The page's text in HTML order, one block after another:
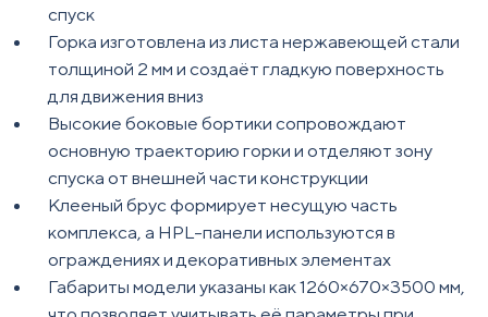
спуск
Горка изготовлена из листа нержавеющей стали
толщиной 2 мм и создаёт гладкую поверхность
для движения вниз
Высокие боковые бортики сопровождают
основную траекторию горки и отделяют зону
спуска от внешней части конструкции
Клееный брус формирует несущую часть
комплекса, а HPL-панели используются в
ограждениях и декоративных элементах
Габариты модели указаны как 1260×670×3500 мм,